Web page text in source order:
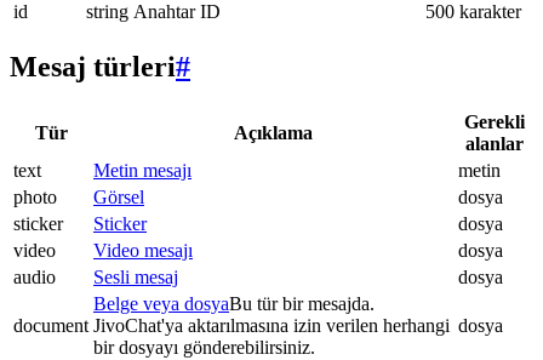
id
string Anahtar ID 500 karakter
Mesaj türleri#
Tür Açıklama
Gerekli
alanlar
text
Metin mesajı
metin
photo
Görsel
dosya
sticker
Sticker
dosya
video
Video mesajı
dosya
audio
Sesli mesaj dosya
document
Belge veya dosyaBu tür bir mesajda.
JivoChat'ya aktarılmasına izin verilen herhangi
bir dosyayı gönderebilirsiniz.
dosya